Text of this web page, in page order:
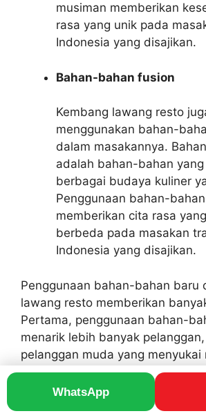
WhatsApp
musiman memberikan
rasa yang unik pada
Indonesia yang disajikan.
Bahan-bahan fusion
Kembang lawang resto
menggunakan bahan-
dalam masakannya.
adalah bahan-bahan
berbagai budaya kuliner
Penggunaan bahan-
memberikan cita rasa
berbeda pada masakan
Indonesia yang disajikan.
Penggunaan bahan-bahan baru
lawang resto memberikan
Pertama, penggunaan bahan-
menarik lebih banyak
pelanggan muda yang menyukai
modern dan kekinian. Kedua,
bahan-bahan baru dapat
pengalaman bersantap yang